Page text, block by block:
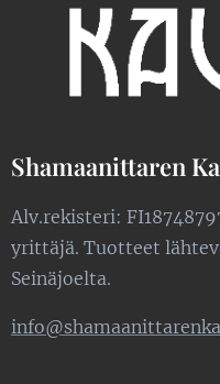
Shamaanittaren
Alv.rekisteri:
yrittäjä. Tuotteet
Seinäjoelta.